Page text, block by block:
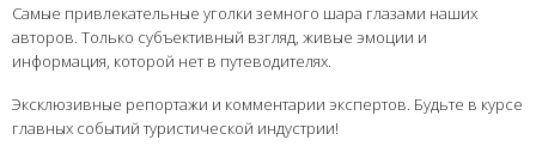
Самые привлекательные уголки земного шара глазами наших
авторов. Только субъективный взгляд, живые эмоции и
информация, которой нет в путеводителях.
Эксклюзивные репортажи и комментарии экспертов. Будьте в курсе
главных событий туристической индустрии!